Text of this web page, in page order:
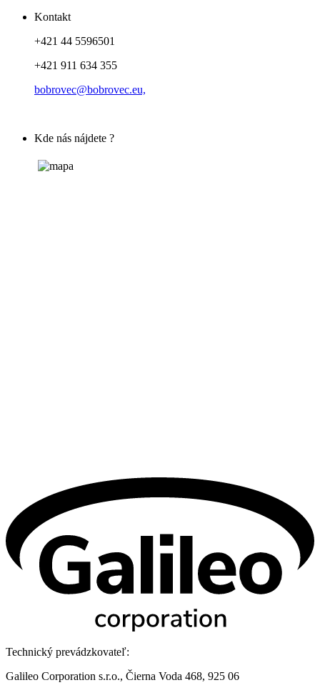
Kontakt
+421 44 5596501
+421 911 634 355
bobrovec@bobrovec.eu,
Kde nás nájdete ?
Technický prevádzkovateľ:
Galileo Corporation s.r.o., Čierna Voda 468, 925 06